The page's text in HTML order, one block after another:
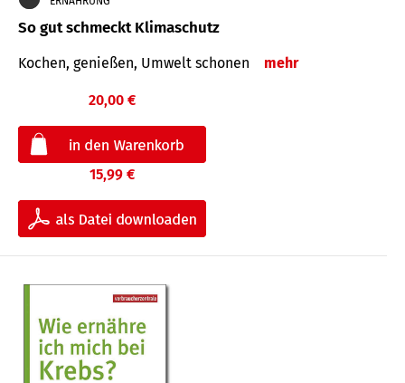
So gut schmeckt Klimaschutz
Kochen, genießen, Umwelt schonen mehr
20,00 €
15,99 €